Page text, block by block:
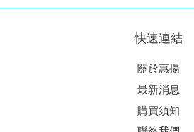
快速連結
關於惠揚
最新消息
購買須知